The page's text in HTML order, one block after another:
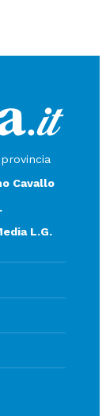
Cavallo
L.G.